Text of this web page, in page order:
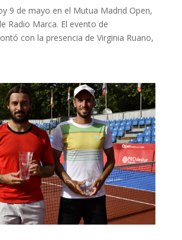
9 de mayo en el Mutua Madrid Open,
Radio Marca. El evento de
con la presencia de Virginia Ruano,